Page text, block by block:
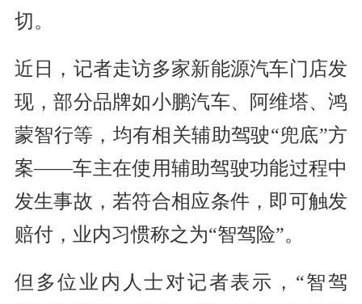
切。
近日，记者走访多家新能源汽车门店发
现，部分品牌如小鹏汽车、阿维塔、鸿
蒙智行等，均有相关辅助驾驶“兜底”方
案——车主在使用辅助驾驶功能过程中
发生事故，若符合相应条件，即可触发
赔付，业内习惯称之为“智驾险”。
但多位业内人士对记者表示，“智驾